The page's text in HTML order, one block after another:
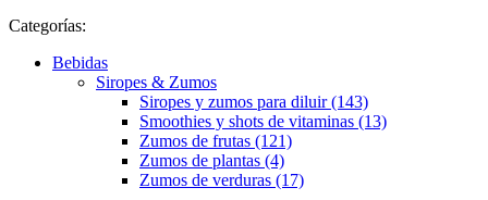
Categorías:
Bebidas
Siropes & Zumos
Siropes y zumos para diluir (143)
Smoothies y shots de vitaminas (13)
Zumos de frutas (121)
Zumos de plantas (4)
Zumos de verduras (17)